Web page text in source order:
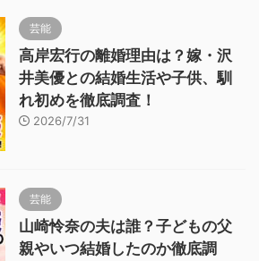
芸能
高岸宏行の離婚理由は？嫁・沢
井美優との結婚生活や子供、馴
れ初めを徹底調査！
2026/7/31
芸能
山崎怜奈の夫は誰？子どもの父
親やいつ結婚したのか徹底調